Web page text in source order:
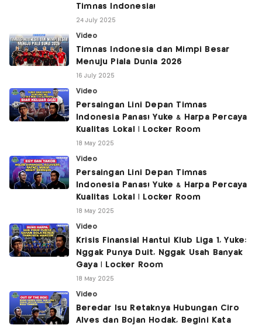
Timnas Indonesia!
24 July 2025
Video
Timnas Indonesia dan Mimpi Besar
Menuju Piala Dunia 2026
16 July 2025
Video
Persaingan Lini Depan Timnas
Indonesia Panas! Yuke & Harpa Percaya
Kualitas Lokal | Locker Room
18 May 2025
Video
Persaingan Lini Depan Timnas
Indonesia Panas! Yuke & Harpa Percaya
Kualitas Lokal | Locker Room
18 May 2025
Video
Krisis Finansial Hantui Klub Liga 1, Yuke:
Nggak Punya Duit, Nggak Usah Banyak
Gaya | Locker Room
18 May 2025
Video
Beredar Isu Retaknya Hubungan Ciro
Alves dan Bojan Hodak, Begini Kata